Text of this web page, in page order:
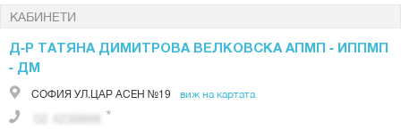
КАБИНЕТИ
Д-Р ТАТЯНА ДИМИТРОВА ВЕЛКОВСКА АПМП - ИППМП
- ДМ
СОФИЯ УЛ.ЦАР АСЕН №19 виж на картата